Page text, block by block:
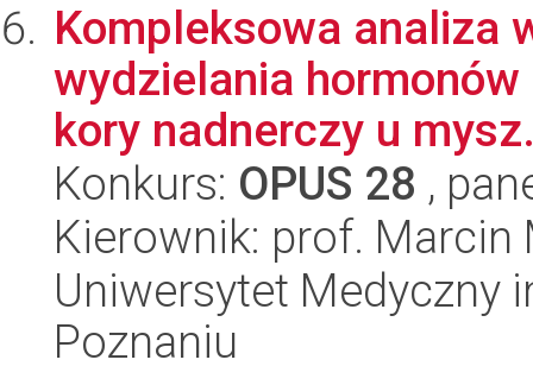
Kompleksowa analiza
wydzielania
kory nadnerczy u
Konkurs: OPUS 28 ,
Kierownik: prof. Marcin
Uniwersytet Medyczny
Poznaniu